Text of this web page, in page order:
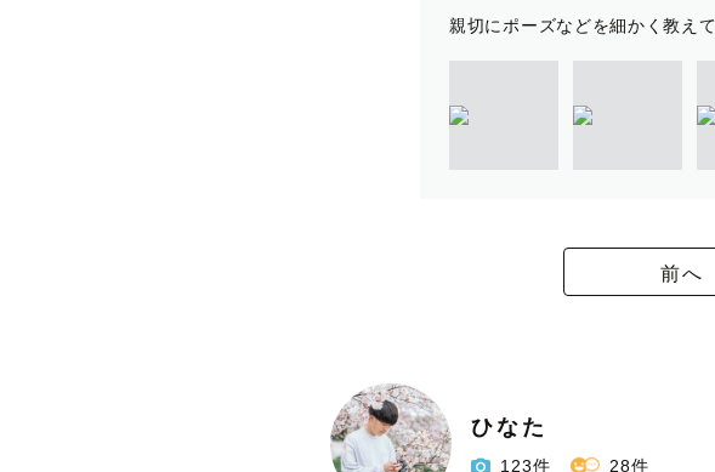
親切にポーズなどを細かく教え
前へ
ひなた
123件 28件